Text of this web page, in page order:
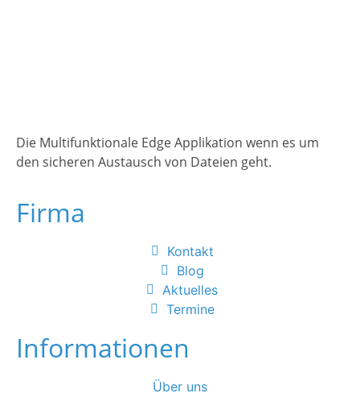
Die Multifunktionale Edge Applikation wenn es um
den sicheren Austausch von Dateien geht.
Firma
Kontakt
Blog
Aktuelles
Termine
Informationen
Über uns